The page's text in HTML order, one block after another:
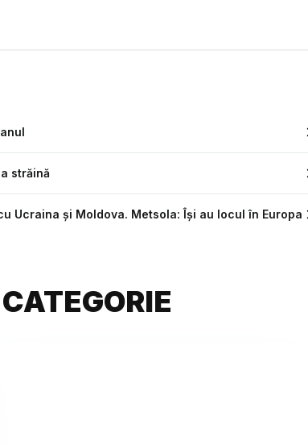
străină
Ucraina și Moldova. Metsola: Își au locul în Europa